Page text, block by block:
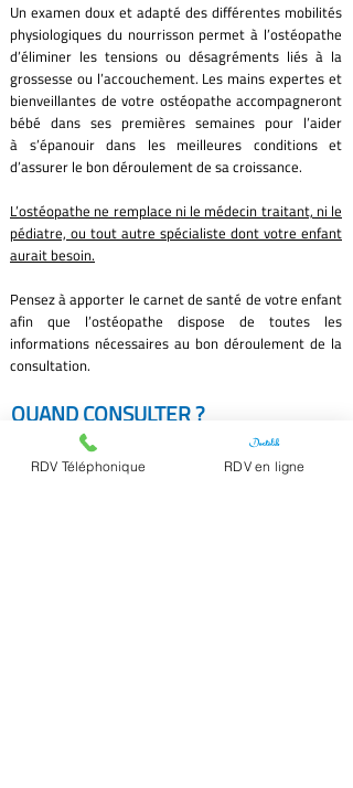
Un examen doux et adapté des différentes mobilités
physiologiques du nourrisson permet à l’ostéopathe
d’éliminer les tensions ou désagréments liés à la
grossesse ou l’accouchement. Les mains expertes et
bienveillantes de votre ostéopathe accompagneront
bébé dans ses premières semaines pour l’aider
à s’épanouir dans les meilleures conditions et
d’assurer le bon déroulement de sa croissance.
L’ostéopathe ne remplace ni le médecin traitant, ni le
pédiatre, ou tout autre spécialiste dont votre enfant
aurait besoin.
Pensez à apporter le carnet de santé de votre enfant
afin que l’ostéopathe dispose de toutes les
informations nécessaires au bon déroulement de la
consultation.
QUAND CONSULTER ?
Accouchement par césarienne, avec forceps ou
ventouse
RDV Téléphonique RDV en ligne